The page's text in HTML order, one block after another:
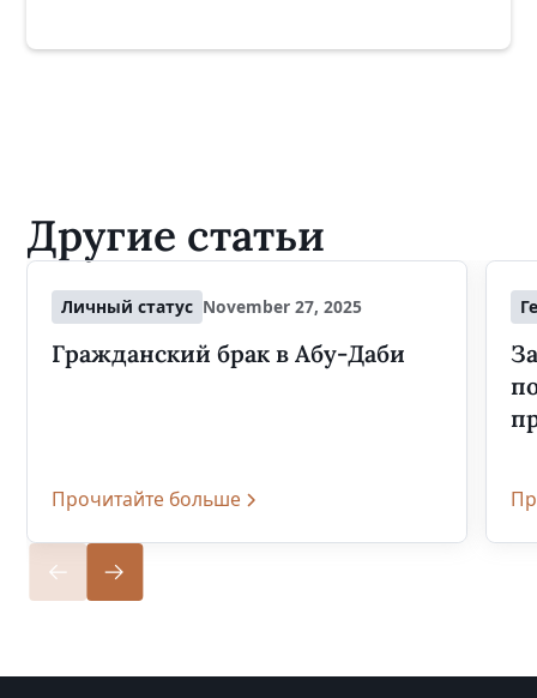
Другие статьи
Личный статус November 27, 2025
Гражданский брак в Абу-Даби
Прочитайте больше